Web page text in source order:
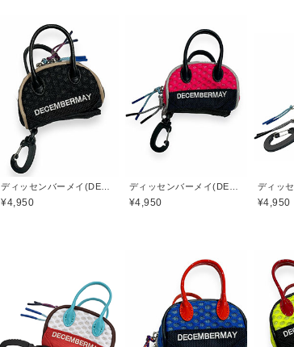
ディッセンバーメイ(DECEMBERMAY)
¥4,950
ディッセンバーメイ(DECEMBERMAY)
¥4,950 ¥4,950